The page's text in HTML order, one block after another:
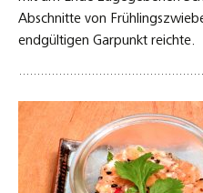
Abschnitte von
endgültigen Garpunkt reichte.